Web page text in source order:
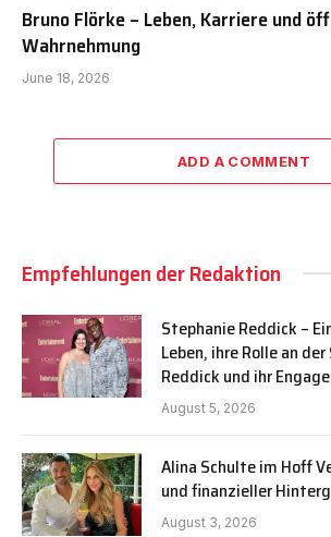
Bruno Flörke – Leben, Karriere und
Wahrnehmung
June 18, 2026
ADD A COMMENT
Empfehlungen der Redaktion
Stephanie Reddick –
Leben, ihre Rolle an
Reddick und ihr
August 5, 2026
Alina Schulte im Hoff
und finanzieller
August 3, 2026